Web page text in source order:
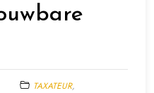
TAXATEUR,